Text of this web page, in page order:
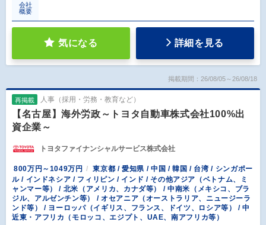
会社
概要
気になる 詳細を見る
掲載期間：26/08/05～26/08/18
再掲載 人事（採用・労務・教育など）
【名古屋】海外労政～トヨタ自動車株式会社100%出
資企業～
トヨタファイナンシャルサービス株式会社
800万円～1049万円
東京都 / 愛知県 / 中国 / 韓国 / 台湾 / シンガポー
ル / インドネシア / フィリピン / インド / その他アジア（ベトナム、ミ
ャンマー等） / 北米（アメリカ、カナダ等） / 中南米（メキシコ、ブラ
ジル、アルゼンチン等） / オセアニア（オーストラリア、ニュージーラ
ンド等） / ヨーロッパ（イギリス、フランス、ドイツ、ロシア等） / 中
近東・アフリカ（モロッコ、エジプト、UAE、南アフリカ等）